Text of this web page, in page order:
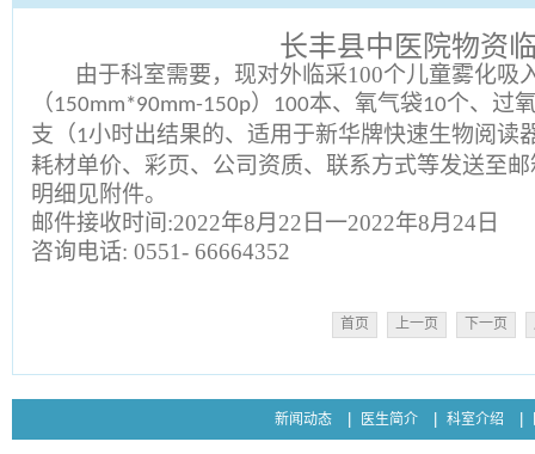
长丰县中医院物资
由于科室需要，现对外临采100个儿童雾化吸
（ 150mm*90mm-150p） 100本、氧气袋10个、过
支（ 1小时出结果的、适用于新华牌快速生物阅读
耗材单价、彩页、公司资质、联系方式等发送至邮
明细见附件。
邮件接收时间 :2022年8月 22 日一2022年8月 24日
咨询电话: 0551- 66664352
首页 上一页 下一页
新闻动态 医生简介 科室介绍